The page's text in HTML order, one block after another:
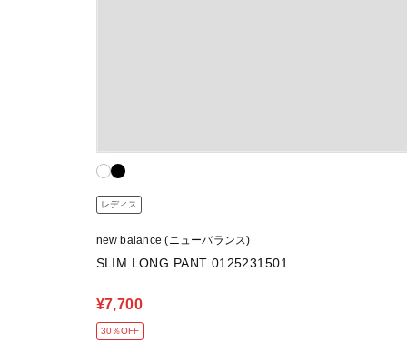
レディス
new balance (ニューバランス)
SLIM LONG PANT 0125231501
¥7,700
30％OFF